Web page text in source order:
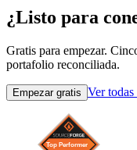
¿Listo para
Gratis para empezar.
portafolio reconciliada.
Empezar gratis Ver